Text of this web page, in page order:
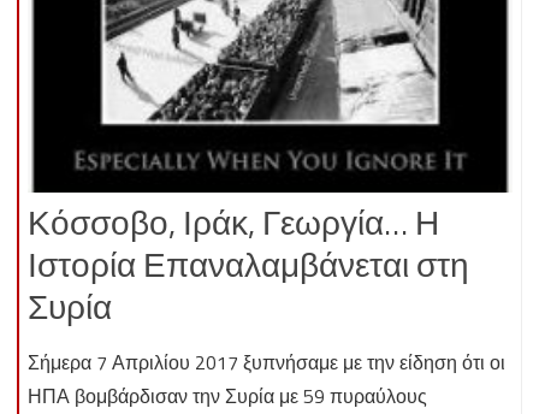
Κόσσοβο, Ιράκ, Γεωργία… Η
Ιστορία Επαναλαμβάνεται στη
Συρία
Σήμερα 7 Απριλίου 2017 ξυπνήσαμε με την είδηση ότι οι
ΗΠΑ βομβάρδισαν την Συρία με 59 πυραύλους